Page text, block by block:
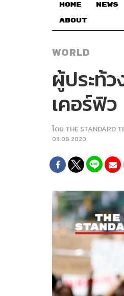
HOME NEWS
ABOUT
WORLD
ผู้ประท้
เคอร์ฟิว
โดย THE STANDARD
03.06.2020